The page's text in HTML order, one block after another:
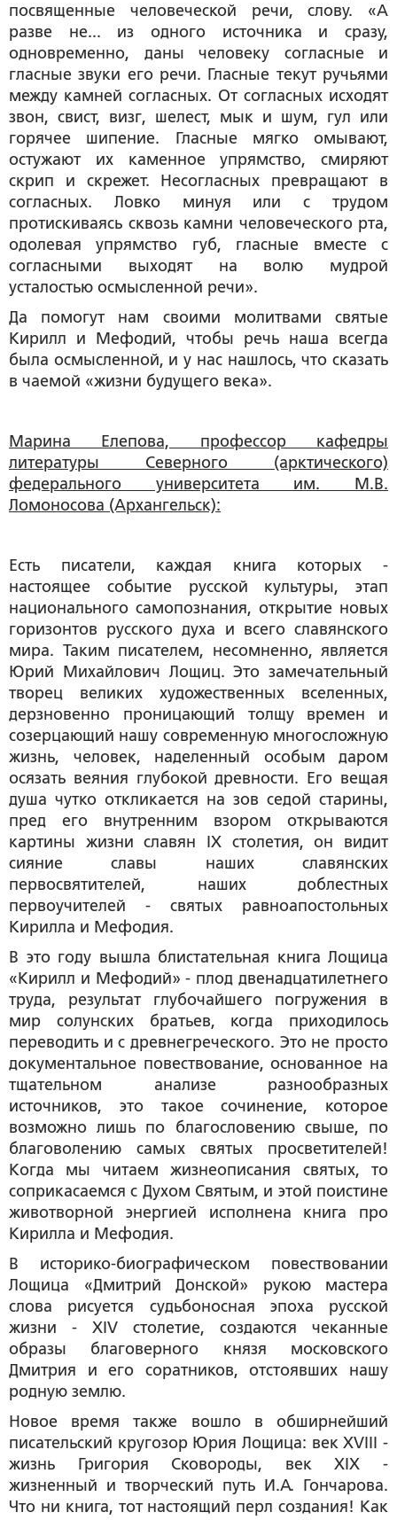
посвященные человеческой речи, слову. «А
разве не... из одного источника и сразу,
одновременно, даны человеку согласные и
гласные звуки его речи. Гласные текут ручьями
между камней согласных. От согласных исходят
звон, свист, визг, шелест, мык и шум, гул или
горячее шипение. Гласные мягко омывают,
остужают их каменное упрямство, смиряют
скрип и скрежет. Несогласных превращают в
согласных. Ловко минуя или с трудом
протискиваясь сквозь камни человеческого рта,
одолевая упрямство губ, гласные вместе с
согласными выходят на волю мудрой
усталостью осмысленной речи».
Да помогут нам своими молитвами святые
Кирилл и Мефодий, чтобы речь наша всегда
была осмысленной, и у нас нашлось, что сказать
в чаемой «жизни будущего века».
Марина Елепова, профессор кафедры
литературы Северного (арктического)
федерального университета им. М.В.
Ломоносова (Архангельск):
Есть писатели, каждая книга которых -
настоящее событие русской культуры, этап
национального самопознания, открытие новых
горизонтов русского духа и всего славянского
мира. Таким писателем, несомненно, является
Юрий Михайлович Лощиц. Это замечательный
творец великих художественных вселенных,
дерзновенно проницающий толщу времен и
созерцающий нашу современную многосложную
жизнь, человек, наделенный особым даром
осязать веяния глубокой древности. Его вещая
душа чутко откликается на зов седой старины,
пред его внутренним взором открываются
картины жизни славян IХ столетия, он видит
сияние славы наших славянских
первосвятителей, наших доблестных
первоучителей - святых равноапостольных
Кирилла и Мефодия.
В это году вышла блистательная книга Лощица
«Кирилл и Мефодий» - плод двенадцатилетнего
труда, результат глубочайшего погружения в
мир солунских братьев, когда приходилось
переводить и с древнегреческого. Это не просто
документальное повествование, основанное на
тщательном анализе разнообразных
источников, это такое сочинение, которое
возможно лишь по благословению свыше, по
благоволению самых святых просветителей!
Когда мы читаем жизнеописания святых, то
соприкасаемся с Духом Святым, и этой поистине
животворной энергией исполнена книга про
Кирилла и Мефодия.
В историко-биографическом повествовании
Лощица «Дмитрий Донской» рукою мастера
слова рисуется судьбоносная эпоха русской
жизни - ХIV столетие, создаются чеканные
образы благоверного князя московского
Дмитрия и его соратников, отстоявших нашу
родную землю.
Новое время также вошло в обширнейший
писательский кругозор Юрия Лощица: век ХVIII -
жизнь Григория Сковороды, век ХIХ -
жизненный и творческий путь И.А. Гончарова.
Что ни книга, тот настоящий перл создания! Как